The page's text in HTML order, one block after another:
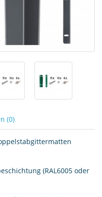
(0)
(RAL6005 oder